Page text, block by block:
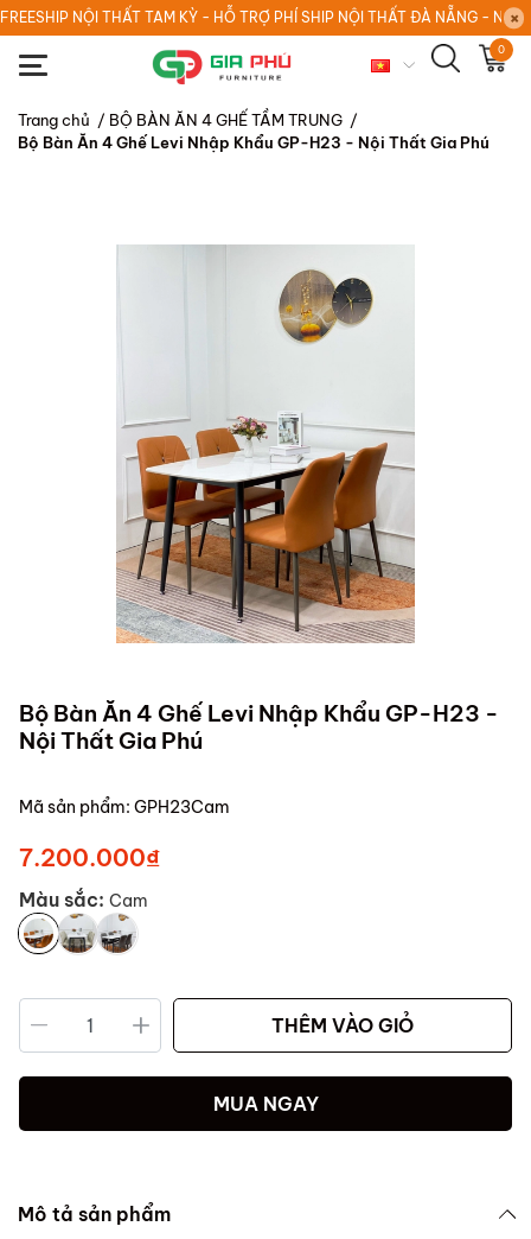
FREESHIP NỘI THẤT TAM KỲ - HỖ TRỢ PHÍ SHIP NỘI THẤT ĐÀ NẴNG - NỘI
0
Trang chủ / BỘ BÀN ĂN 4 GHẾ TẦM TRUNG /
Bộ Bàn Ăn 4 Ghế Levi Nhập Khẩu GP-H23 - Nội Thất Gia Phú
Bộ Bàn Ăn 4 Ghế Levi Nhập Khẩu GP-H23 -
Nội Thất Gia Phú
Mã sản phẩm: GPH23Cam
7.200.000₫
Màu sắc: Cam
THÊM VÀO GIỎ
MUA NGAY
Mô tả sản phẩm